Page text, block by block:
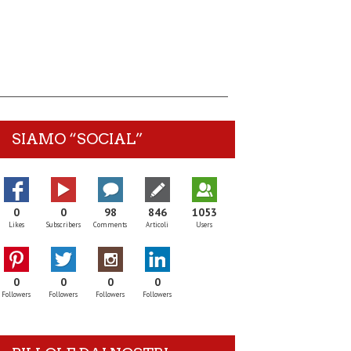
SIAMO “SOCIAL”
0
Likes
0
Subscribers
98
Comments
846
Articoli
1053
Users
0
Followers
0
Followers
0
Followers
0
Followers